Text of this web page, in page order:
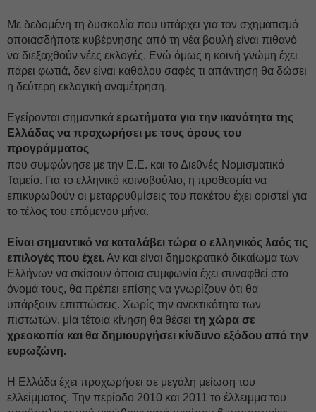
Με δεδομένη τη δυσκολία που υπάρχει για τον σχηματισμό
οποιασδήποτε κυβέρνησης από τη νέα βουλή είναι πιθανό
να διεξαχθούν νέες εκλογές. Ενώ όμως η κοινή γνώμη έχει
πάρει φωτιά, δεν είναι καθόλου σαφές τι απάντηση θα δώσει
η δεύτερη εκλογική αναμέτρηση.
Εγείρονται σημαντικά ερωτήματα για την ικανότητα της
Ελλάδας να προχωρήσει με τους όρους του
προγράμματος
που συμφώνησε με την Ε.Ε. και το Διεθνές Νομισματικό
Ταμείο. Για το ελληνικό κοινοβούλιο, η προθεσμία να
επικυρωθούν οι μεταρρυθμίσεις του πακέτου έχει οριστεί για
το τέλος του επόμενου μήνα.
Είναι σημαντικό να καταλάβει τώρα ο ελληνικός λαός τις
επιλογές που έχει. Αν και είναι δημοκρατικό δικαίωμα των
Ελλήνων να σκίσουν όποια συμφωνία έχει συναφθεί στο
όνομά τους, θα πρέπει επίσης να γνωρίζουν ότι θα
υπάρξουν επιπτώσεις. Χωρίς την ανεκτικότητα των
πιστωτών, μία τέτοια κίνηση θα θέσει τη χώρα σε
χρεοκοπία και θα δημιουργήσει κίνδυνο εξόδου από την
ευρωζώνη.
Η Ελλάδα έχει προχωρήσει σε μεγάλη μείωση του
ελλείμματος. Την περίοδο 2010 και 2011 το έλλειμμα του